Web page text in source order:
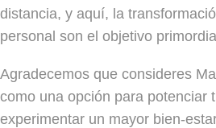
distancia, y aquí, la
personal son el objetivo
Agradecemos que consideres
como una opción para potenciar
experimentar un mayor bien-